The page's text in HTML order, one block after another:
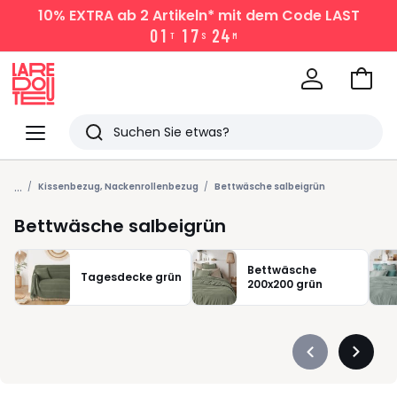
10% EXTRAab 2 Artikeln* mit dem Code LAST
01 T 1 7 S 24 M
Menü
Redoute
Suchen
Zuletzt
angesehen
Artikel
Zum
... Kissenbezug, Nackenrollenbezug Bettwäsche salbeigrün
Bettwäsche salbeigrün
Tagesdecke grün
Bettwäsche
200x200 grün
Précédent